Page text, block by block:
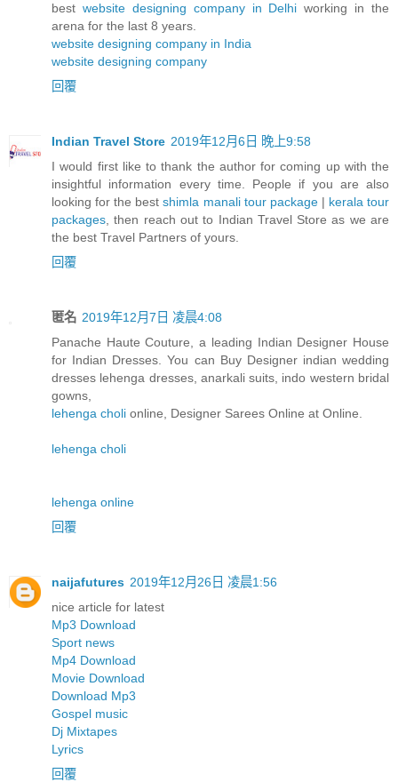
best website designing company in Delhiworking in the
arena for the last 8 years.
website designing company in India
website designing company
回覆
Indian Travel Store 2019年12月6日 晚上9:58
I would first like to thank the author for coming up with the
insightful information every time. People if you are also
looking for the bestshimla manali tour package| kerala tour
packages , then reach out to Indian Travel Store as we are
the best Travel Partners of yours.
回覆
匿名 2019年12月7日 凌晨4:08
Panache Haute Couture, a leading Indian Designer House
for Indian Dresses. You can Buy Designer indian wedding
dresses lehenga dresses, anarkali suits, indo western bridal
gowns,
lehenga choli online, Designer Sarees Online at Online.
lehenga choli
lehenga online
回覆
naijafutures 2019年12月26日 凌晨1:56
nice article for latest
Mp3 Download
Sport news
Mp4 Download
Movie Download
Download Mp3
Gospel music
Dj Mixtapes
Lyrics
回覆